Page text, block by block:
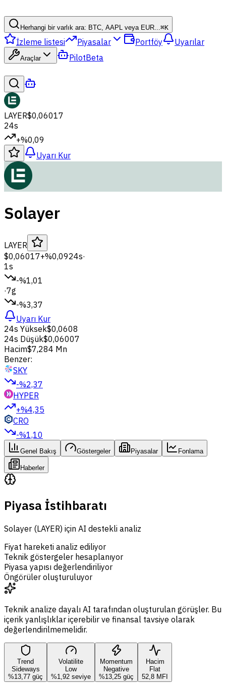
Herhangi bir varlık ara: BTC, AAPL veya EUR...⌘K
İzleme listesi Piyasalar Portföy Uyarılar
Araçlar PilotBeta
LAYER$0,06017
24s
+%0,09
Uyarı Kur
Solayer
LAYER
$0,06017+%0,0924s·
1s
-%1,01
·7g
-%3,37
Uyarı Kur
24s Yüksek$0,0608
24s Düşük$0,06007
Hacim$7,284 Mn
Benzer:
SKY
-%2,37
HYPER
+%4,35
CRO
-%1,10
Genel Bakış Göstergeler Piyasalar Fonlama
Haberler
Piyasa İstihbaratı
Solayer (LAYER) için AI destekli analiz
Fiyat hareketi analiz ediliyor
Teknik göstergeler hesaplanıyor
Piyasa yapısı değerlendiriliyor
Öngörüler oluşturuluyor
Teknik analize dayalı AI tarafından oluşturulan görüşler. Bu
içerik yanlışlıklar içerebilir ve finansal tavsiye olarak
değerlendirilmemelidir.
Trend
Sideways
%13,77 güç
Volatilite
Low
%1,92 seviye
Momentum
Negative
%13,25 güç
Hacim
Flat
52,8 MFI